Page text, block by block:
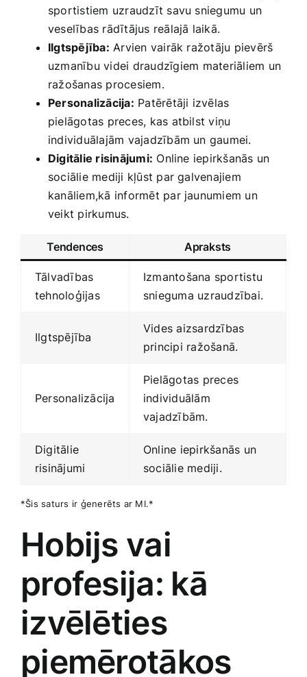
sportistiem uzraudzīt ‌savu sniegumu un
veselības rādītājus reālajā laikā.
Ilgtspējība: ‌Arvien vairāk ražotāju pievērš⁣
uzmanību videi draudzīgiem⁢ materiāliem un⁢
ražošanas procesiem.
Personalizācija: Patērētāji izvēlas
pielāgotas preces, kas ​atbilst viņu
individuālajām vajadzībām un gaumei.
Digitālie‍ risinājumi: Online iepirkšanās un​
sociālie mediji kļūst ‍par galvenajiem
kanāliem,kā informēt par jaunumiem ‍un
veikt pirkumus.
Tendences Apraksts
Tālvadības
tehnoloģijas
Izmantošana sportistu​
snieguma uzraudzībai.
Ilgtspējība
Vides aizsardzības
principi ražošanā.
Personalizācija
Pielāgotas preces
individuālām
vajadzībām.
Digitālie
risinājumi
Online iepirkšanās​ un
sociālie mediji.
*Šis saturs ir ģenerēts ar MI.*
Hobijs vai
profesija:⁤ kā
izvēlēties‌
piemērotākos